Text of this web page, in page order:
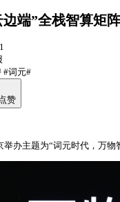
端”全栈智算矩
#词元#
赞
办主题为“词元时代，万